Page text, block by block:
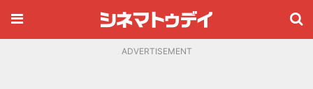
ADVERTISEMENT